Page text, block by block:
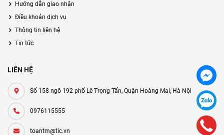
Hướng dẫn giao nhận
Điều khoản dịch vụ
Thông tin liên hệ
Tin tức
LIÊN HỆ
Số 158 ngõ 192 phố Lê Trọng Tấn, Quận Hoàng Mai, Hà Nội
0976115555
toantm@tic.vn